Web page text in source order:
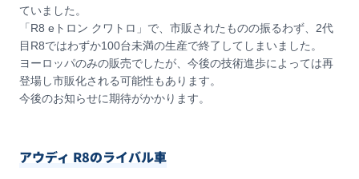
ていました。
「R8 eトロン クワトロ」で、市販されたものの振るわず、2代
目R8ではわずか100台未満の生産で終了してしまいました。
ヨーロッパのみの販売でしたが、今後の技術進歩によっては再
登場し市販化される可能性もあります。
今後のお知らせに期待がかかります。
アウディ R8のライバル車